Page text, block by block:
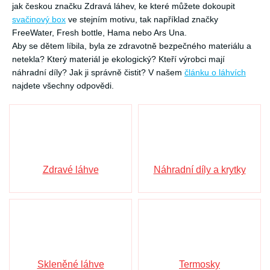
jak českou značku Zdravá láhev, ke které můžete dokoupit
svačinový box ve stejním motivu, tak například značky
FreeWater, Fresh bottle, Hama nebo Ars Una.
Aby se dětem líbila, byla ze zdravotně bezpečného materiálu a
netekla? Který materiál je ekologický? Kteří výrobci mají
náhradní díly? Jak ji správně čistit? V našem článku o láhvích
najdete všechny odpovědi.
Zdravé láhve Náhradní díly a krytky
Skleněné láhve Termosky